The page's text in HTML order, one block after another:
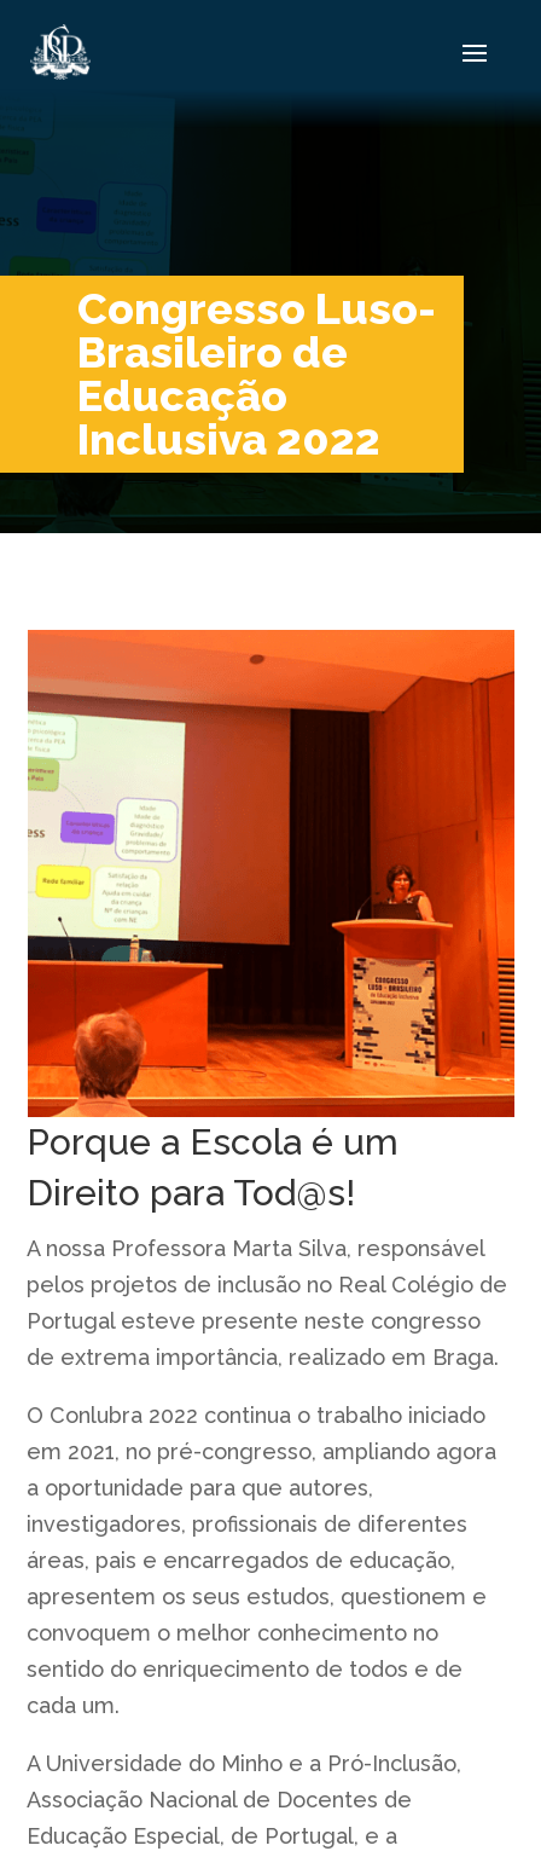
Congresso Luso-
Brasileiro de
Educação
Inclusiva 2022
Porque a Escola é um
Direito para Tod@s!
A nossa Professora Marta Silva, responsável
pelos projetos de inclusão no Real Colégio de
Portugal esteve presente neste congresso
de extrema importância, realizado em Braga.
O Conlubra 2022 continua o trabalho iniciado
em 2021, no pré-congresso, ampliando agora
a oportunidade para que autores,
investigadores, profissionais de diferentes
áreas, pais e encarregados de educação,
apresentem os seus estudos, questionem e
convoquem o melhor conhecimento no
sentido do enriquecimento de todos e de
cada um.
A Universidade do Minho e a Pró-Inclusão,
Associação Nacional de Docentes de
Educação Especial, de Portugal, e a